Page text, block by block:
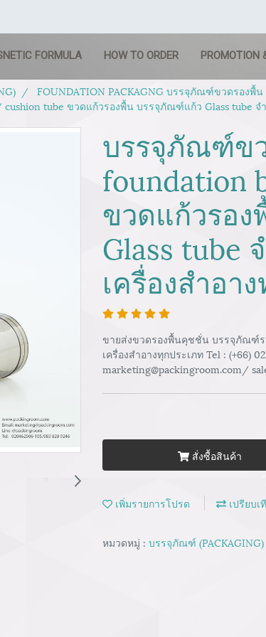
FORMULA HOW TO ORDER PROMOTION
FOUNDATION PACKAGNG บรรจุภัณฑ์ขวดรองพื้น
tube ขวดแก้วรองพื้น บรรจุภัณฑ์แก้ว Glass tube จ
บรรจุภัณฑ์ข
foundation
ขวดแก้วรอ
Glass tube
เครื่องสำอา
ขายส่งขวดรองพื้นคุชชั่น บรรจุภัณฑ์ร
เครื่องสำอางทุกประเภท Tel : (+66)
marketing@packingroom.com/
สั่งซื้อสินค้า
เพิ่มรายการโปรด เปรียบเ
หมวดหมู่ : บรรจุภัณฑ์ (PACKAGING)